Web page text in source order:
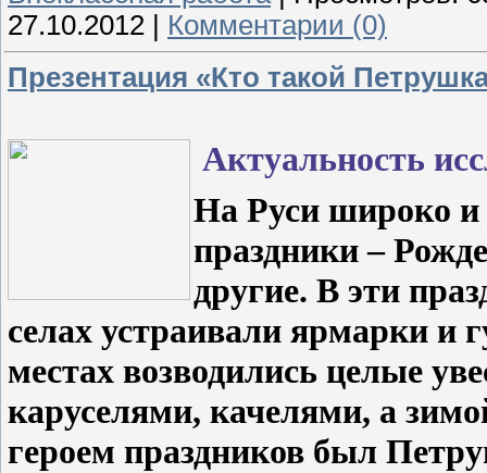
27.10.2012
Комментарии (0)
Презентация «Кто такой
Актуальность
На Руси широко и
праздники –
другие. В эти
селах устраивали ярмарки и
местах возводились целые
каруселями, качелями, а
героем праздников был